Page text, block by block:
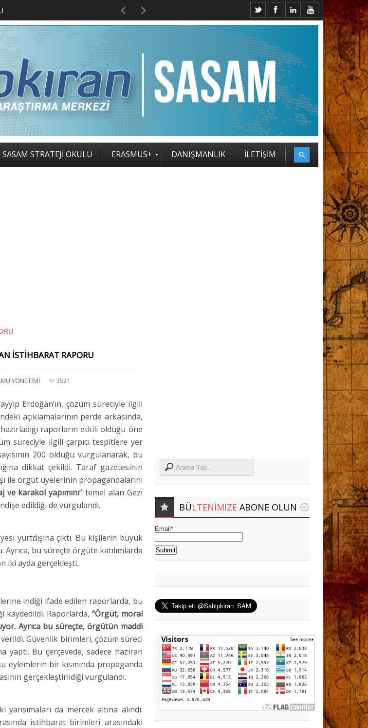
SASAM STRATEJİ OKULU ERASMUS+ DANIŞMANLIK İLETİŞİM
İSTİHBARAT RAPORU
YÖNETİMİ 3521
Erdoğan’ın, çözüm süreciyle ilgili
açıklamalarının perde arkasında,
raporların etkili olduğu öne
süreciyle ilgili çarpıcı tespitlere yer
200 olduğu vurgulanarak, bu
dikkat çekildi. Taraf gazetesinin
ile örgüt üyelerinin propagandalarını
ve karakol yapımını” temel alan Gezi
edildiği de vurgulandı.
yurtdışına çıktı. Bu kişilerin büyük
Ayrıca, bu süreçte örgüte katılımlarda
iki ayda gerçekleşti.
indiği ifade edilen raporlarda, bu
Raporlarda, “Örgüt, moral
Ayrıca bu süreçte, örgütün maddi
Güvenlik birimleri, çözüm süreci
yaptı. Bu çerçevede, sadece haziran
eylemlerin bir kısmında propaganda
gerçekleştirildiği vurgulandı.
da mercek altına alındı.
istihbarat birimleri arasındaki
BÜLTENIMIZE ABONE OLUN
Email*